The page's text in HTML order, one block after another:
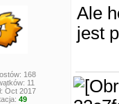
168
11
Oct 2017
49
Ale
jest